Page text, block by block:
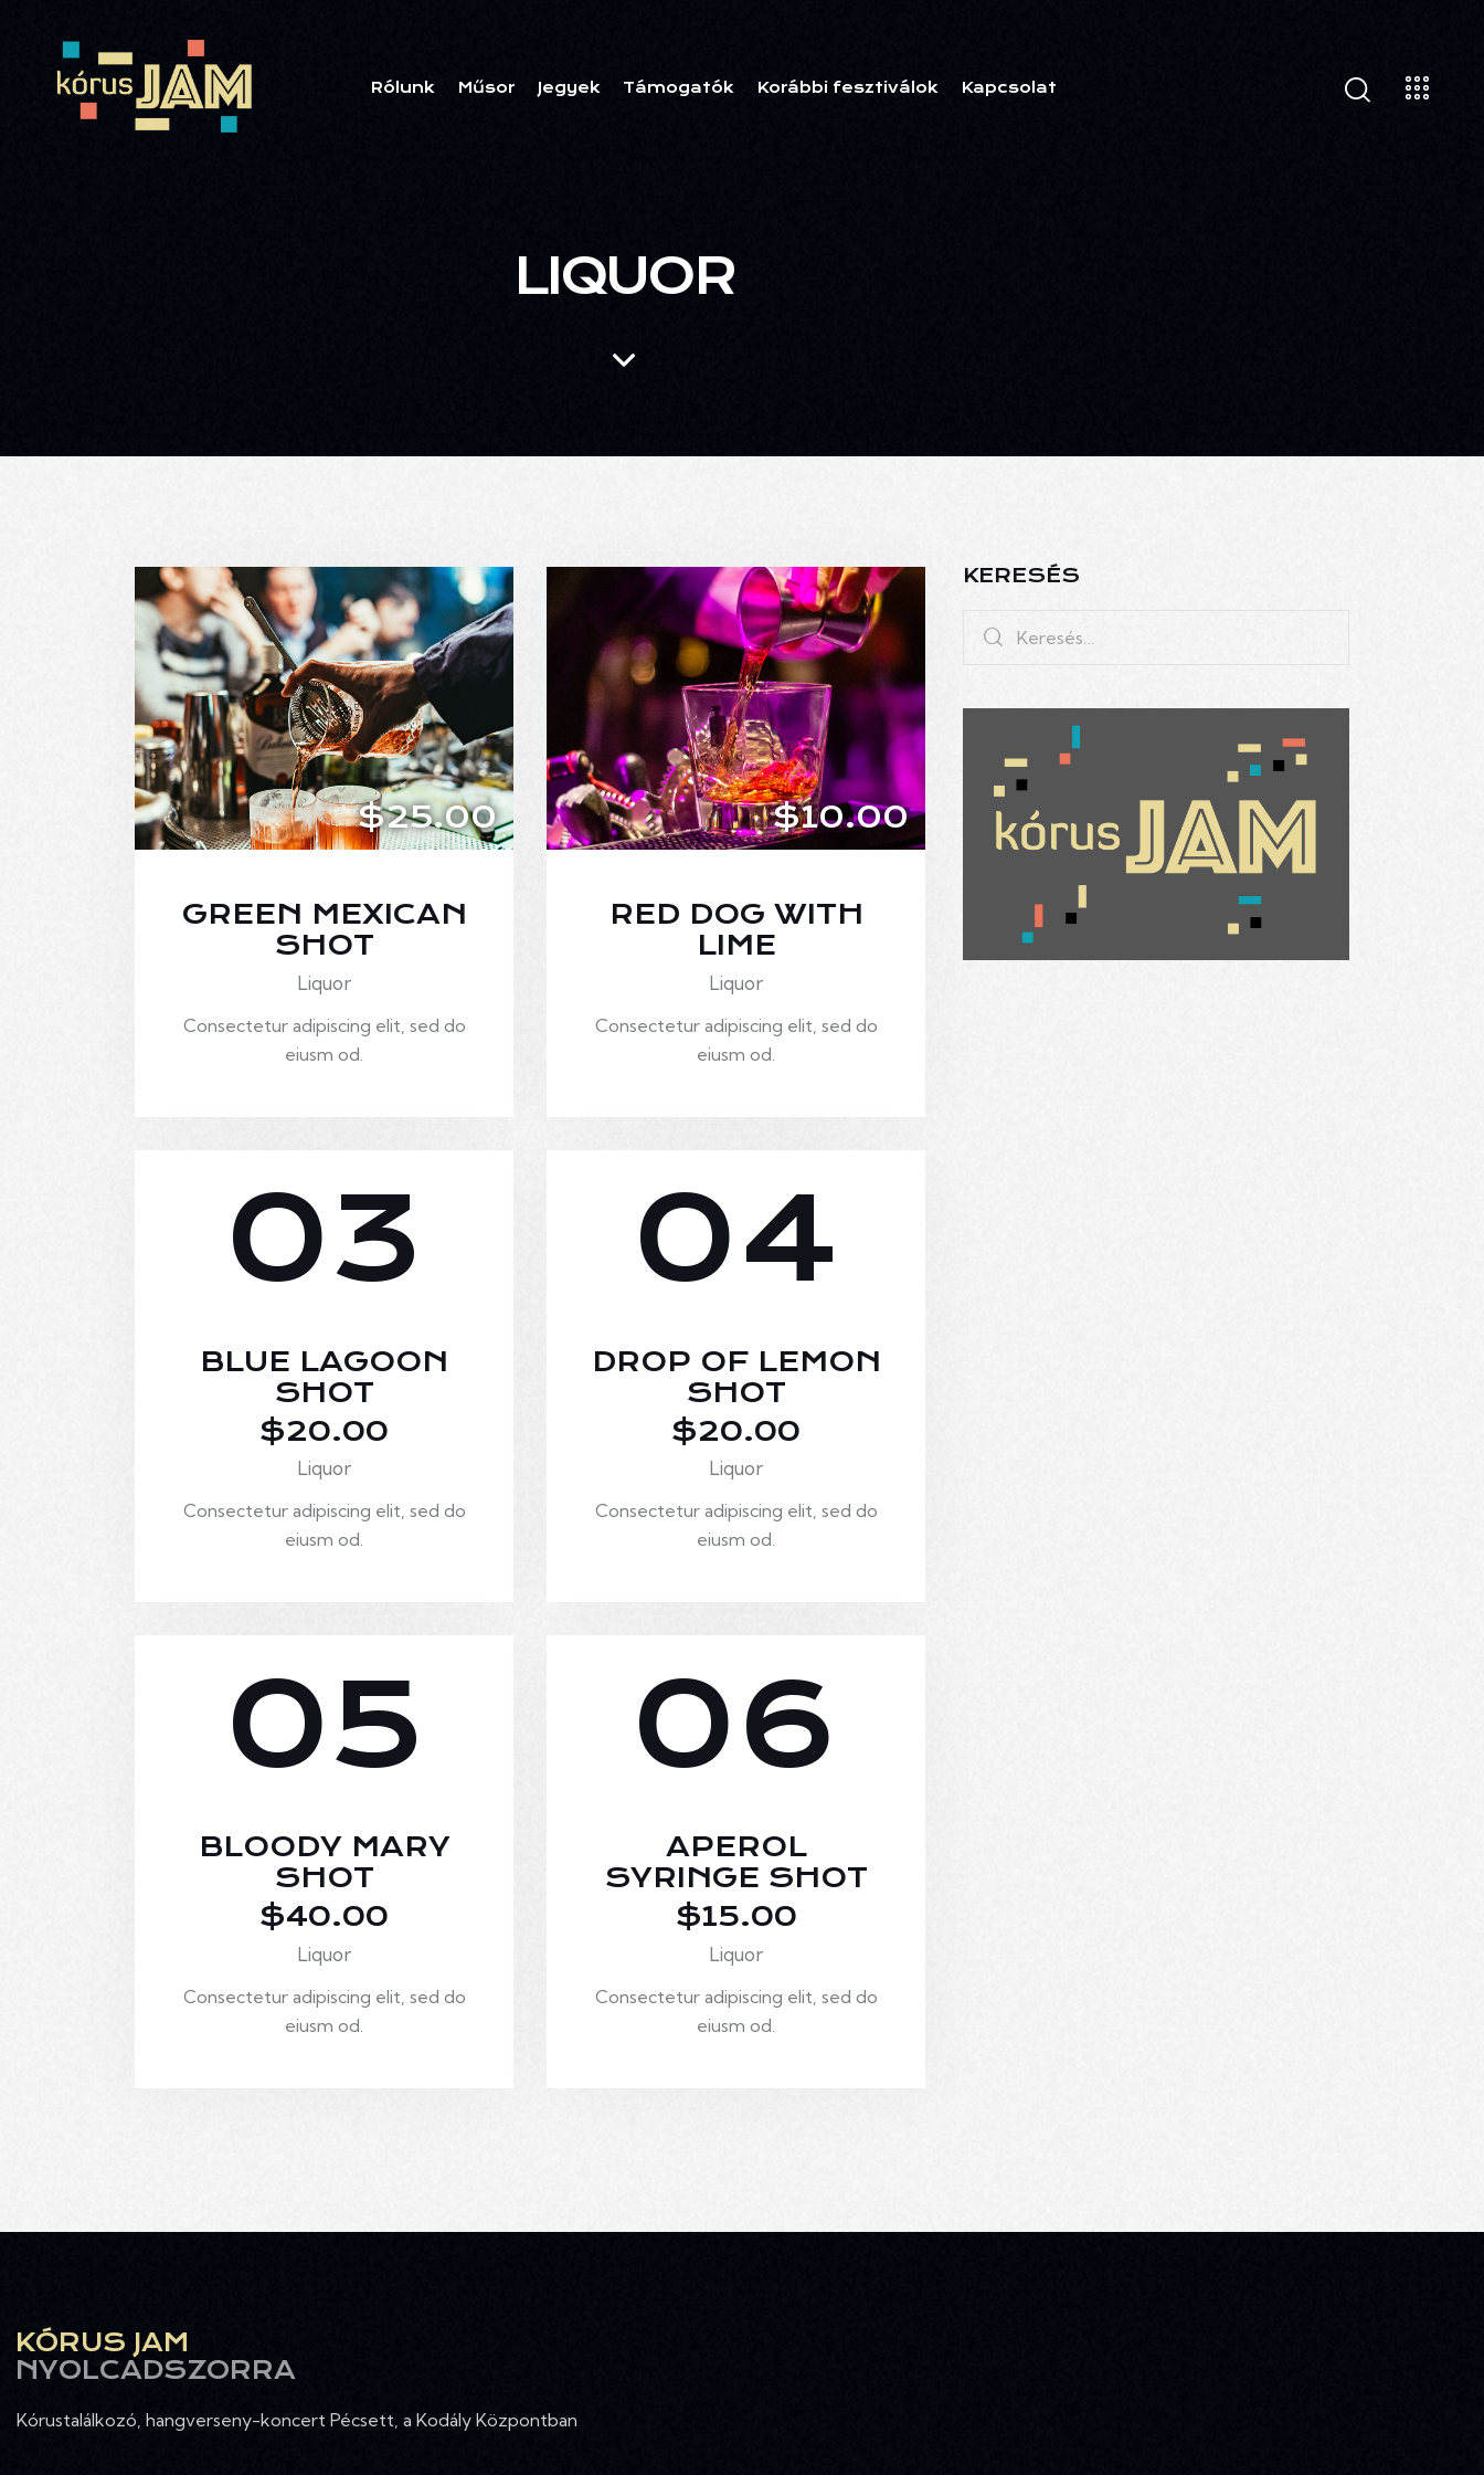
Rólunk Műsor Jegyek Támogatók Korábbi fesztiválok Kapcsolat
LIQUOR
$25.00
GREEN MEXICAN
SHOT
Liquor
Consectetur adipiscing elit, sed do
eiusm od.
$10.00
RED DOG WITH
LIME
Liquor
Consectetur adipiscing elit, sed do
eiusm od.
03
BLUE LAGOON
SHOT
$20.00
Liquor
Consectetur adipiscing elit, sed do
eiusm od.
04
DROP OF LEMON
SHOT
$20.00
Liquor
Consectetur adipiscing elit, sed do
eiusm od.
05
BLOODY MARY
SHOT
$40.00
Liquor
Consectetur adipiscing elit, sed do
eiusm od.
06
APEROL
SYRINGE SHOT
$15.00
Liquor
Consectetur adipiscing elit, sed do
eiusm od.
KERESÉS
KÓRUS JAM
NYOLCADSZORRA
Kórustalálkozó, hangverseny-koncert Pécsett, a Kodály Központban